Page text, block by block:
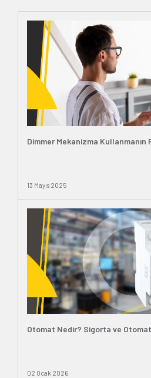
Dimmer Mekanizma Kullanmanın
13 Mayıs 2025
Otomat Nedir? Sigorta ve
02 Ocak 2026